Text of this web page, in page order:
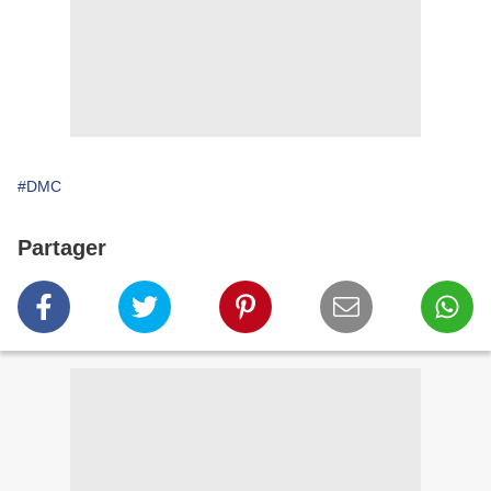
#DMC
Partager